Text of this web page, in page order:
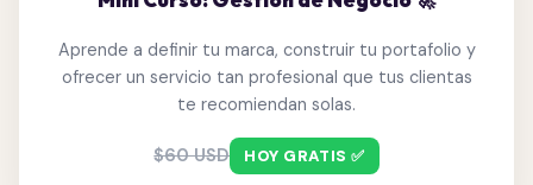
Aprende a definir tu marca, construir tu portafolio y
ofrecer un servicio tan profesional que tus clientas
te recomiendan solas.
$60 USD HOY GRATIS ✅